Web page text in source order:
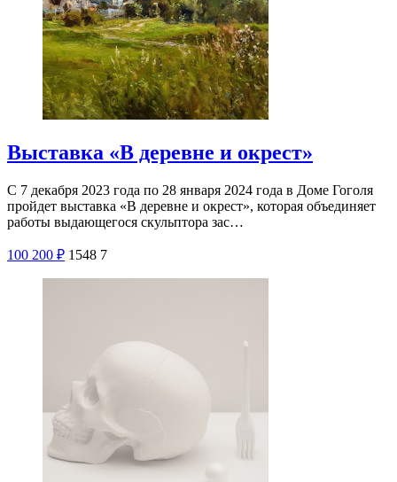
Выставка «В деревне и окрест»
С 7 декабря 2023 года по 28 января 2024 года в Доме Гоголя
пройдет выставка «В деревне и окрест», которая объединяет
работы выдающегося скульптора зас…
100 200 ₽ 1548 7